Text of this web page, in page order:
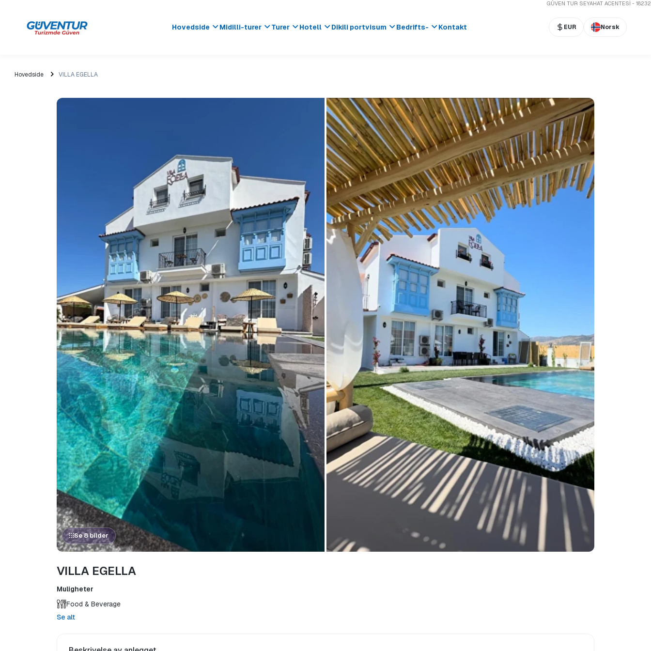
GÜVEN TUR SEYAHAT ACENTESİ - 18232
Hovedside Midilli-turer Turer Hotell Dikili portvisum Bedrifts- Kontakt EUR Norsk
Hovedside VILLA EGELLA
Se 8 bilder
VILLA EGELLA
Muligheter
Food & Beverage
Se alt